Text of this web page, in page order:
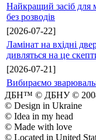
Найкращий засіб для
без розводів
[2026-07-22]
Ламінат на вхідні
дивляться на це
[2026-07-21]
Вибираємо
ДБН™ © ДБНУ ©
© Design in Ukraine
© Idea in my head
© Made with love
© Located in United